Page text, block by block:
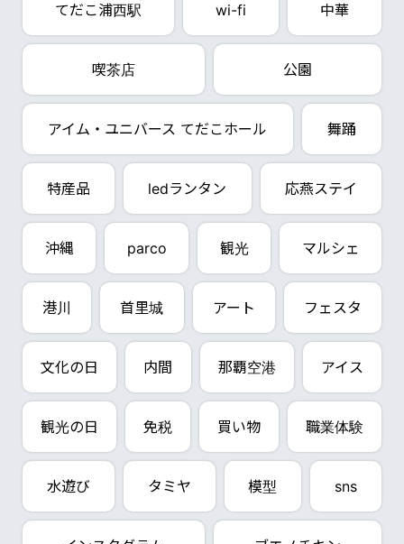
てだこ浦西駅 wi-fi 中華
喫茶店 公園
アイム・ユニバース てだこホール 舞踊
特産品 ledランタン 応燕ステイ
沖縄 parco 観光 マルシェ
港川 首里城 アート フェスタ
文化の日 内間 那覇空港 アイス
観光の日 免税 買い物 職業体験
水遊び タミヤ 模型 sns